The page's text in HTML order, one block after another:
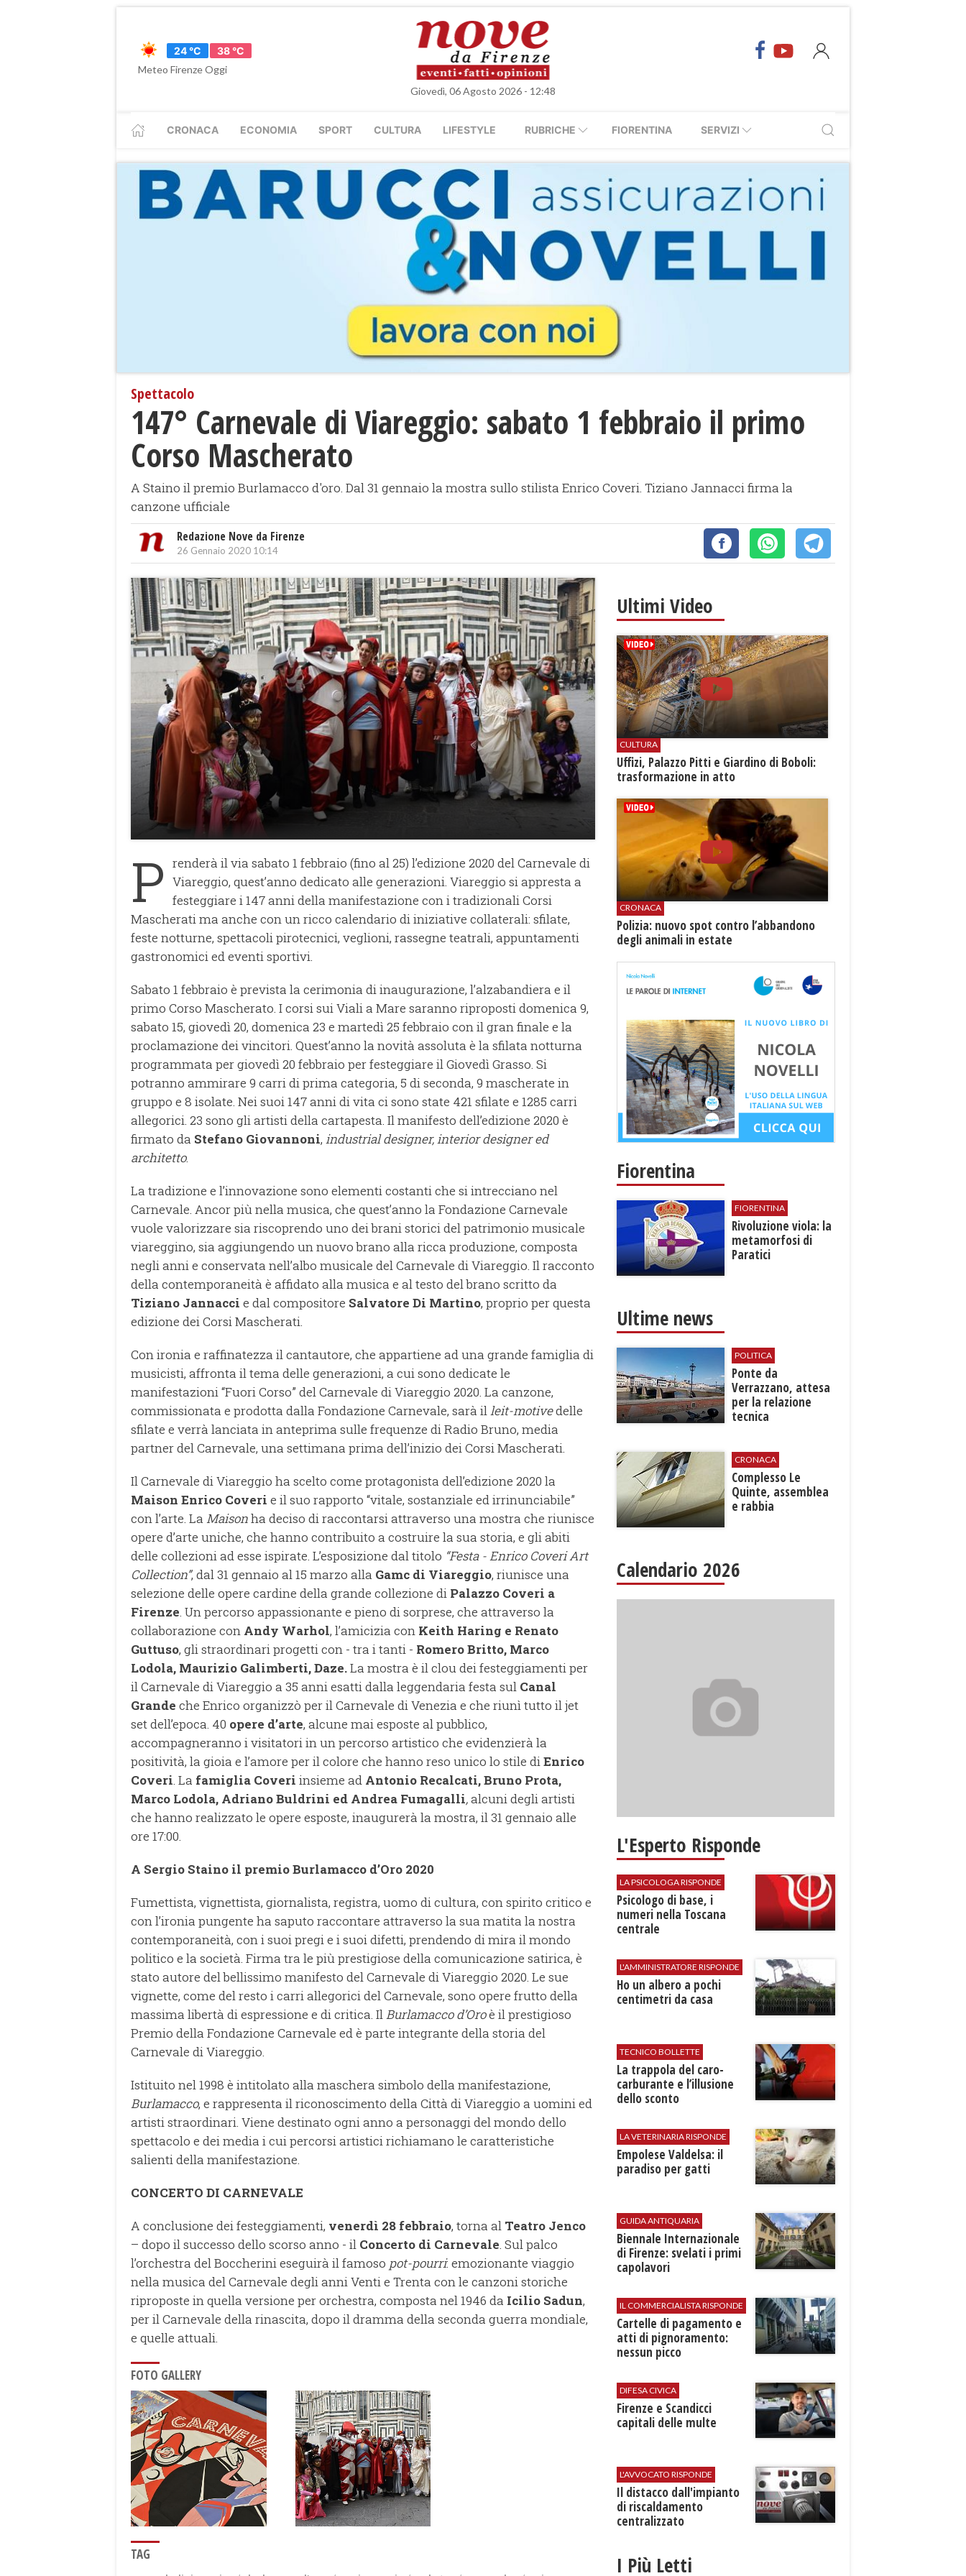
24 °C
38 °C
Meteo Firenze Oggi
Giovedì, 06 Agosto 2026 - 12:48
CRONACA ECONOMIA SPORT CULTURA LIFESTYLE RUBRICHE FIORENTINA SERVIZI
Spettacolo
147° Carnevale di Viareggio: sabato 1 febbraio il primo
Corso Mascherato
A Staino il premio Burlamacco d'oro. Dal 31 gennaio la mostra sullo stilista Enrico Coveri. Tiziano Jannacci firma la
canzone ufficiale
Redazione Nove da Firenze
26 Gennaio 2020 10:14
P renderà il via sabato 1 febbraio (fino al 25) l’edizione 2020 del Carnevale di
Viareggio, quest’anno dedicato alle generazioni. Viareggio si appresta a
festeggiare i 147 anni della manifestazione con i tradizionali Corsi
Mascherati ma anche con un ricco calendario di iniziative collaterali: sfilate,
feste notturne, spettacoli pirotecnici, veglioni, rassegne teatrali, appuntamenti
gastronomici ed eventi sportivi.
Sabato 1 febbraio è prevista la cerimonia di inaugurazione, l’alzabandiera e il
primo Corso Mascherato. I corsi sui Viali a Mare saranno riproposti domenica 9,
sabato 15, giovedì 20, domenica 23 e martedì 25 febbraio con il gran finale e la
proclamazione dei vincitori. Quest’anno la novità assoluta è la sfilata notturna
programmata per giovedì 20 febbraio per festeggiare il Giovedì Grasso. Si
potranno ammirare 9 carri di prima categoria, 5 di seconda, 9 mascherate in
gruppo e 8 isolate. Nei suoi 147 anni di vita ci sono state 421 sfilate e 1285 carri
allegorici. 23 sono gli artisti della cartapesta. Il manifesto dell’edizione 2020 è
firmato da Stefano Giovannoni, industrial designer, interior designer ed
architetto.
La tradizione e l’innovazione sono elementi costanti che si intrecciano nel
Carnevale. Ancor più nella musica, che quest’anno la Fondazione Carnevale
vuole valorizzare sia riscoprendo uno dei brani storici del patrimonio musicale
viareggino, sia aggiungendo un nuovo brano alla ricca produzione, composta
negli anni e conservata nell’albo musicale del Carnevale di Viareggio. Il racconto
della contemporaneità è affidato alla musica e al testo del brano scritto da
Tiziano Jannacci e dal compositore Salvatore Di Martino, proprio per questa
edizione dei Corsi Mascherati.
Con ironia e raffinatezza il cantautore, che appartiene ad una grande famiglia di
musicisti, affronta il tema delle generazioni, a cui sono dedicate le
manifestazioni “Fuori Corso” del Carnevale di Viareggio 2020. La canzone,
commissionata e prodotta dalla Fondazione Carnevale, sarà illeit-motivedelle
sfilate e verrà lanciata in anteprima sulle frequenze di Radio Bruno, media
partner del Carnevale, una settimana prima dell’inizio dei Corsi Mascherati.
Il Carnevale di Viareggio ha scelto come protagonista dell’edizione 2020 la
Maison Enrico Coveri e il suo rapporto “vitale, sostanziale ed irrinunciabile”
con l’arte. La Maisonha deciso di raccontarsi attraverso una mostra che riunisce
opere d’arte uniche, che hanno contribuito a costruire la sua storia, e gli abiti
delle collezioni ad esse ispirate. L’esposizione dal titolo “Festa - Enrico Coveri Art
Collection”, dal 31 gennaio al 15 marzo alla Gamc di Viareggio, riunisce una
selezione delle opere cardine della grande collezione di Palazzo Coveri a
Firenze. Un percorso appassionante e pieno di sorprese, che attraverso la
collaborazione con Andy Warhol, l’amicizia con Keith Haring e Renato
Guttuso, gli straordinari progetti con - tra i tanti - Romero Britto, Marco
Lodola, Maurizio Galimberti, Daze.La mostra è il clou dei festeggiamenti per
il Carnevale di Viareggio a 35 anni esatti dalla leggendaria festa sul Canal
Grande che Enrico organizzò per il Carnevale di Venezia e che riunì tutto il jet
set dell’epoca. 40 opere d’arte, alcune mai esposte al pubblico,
accompagneranno i visitatori in un percorso artistico che evidenzierà la
positività, la gioia e l’amore per il colore che hanno reso unico lo stile diEnrico
Coveri. La famiglia Coveri insieme ad Antonio Recalcati, Bruno Prota,
Marco Lodola, Adriano Buldrini ed Andrea Fumagalli,alcuni degli artisti
che hanno realizzato le opere esposte, inaugurerà la mostra, il 31 gennaio alle
ore 17:00.
A Sergio Staino il premio Burlamacco d’Oro 2020
Fumettista, vignettista, giornalista, registra, uomo di cultura, con spirito critico e
con l’ironia pungente ha saputo raccontare attraverso la sua matita la nostra
contemporaneità, con i suoi pregi e i suoi difetti, prendendo di mira il mondo
politico e la società. Firma tra le più prestigiose della comunicazione satirica, è
stato autore del bellissimo manifesto del Carnevale di Viareggio 2020. Le sue
vignette, come del resto i carri allegorici del Carnevale, sono opere frutto della
massima libertà di espressione e di critica. IlBurlamacco d’Oroè il prestigioso
Premio della Fondazione Carnevale ed è parte integrante della storia del
Carnevale di Viareggio.
Istituito nel 1998 è intitolato alla maschera simbolo della manifestazione,
Burlamacco, e rappresenta il riconoscimento della Città di Viareggio a uomini ed
artisti straordinari. Viene destinato ogni anno a personaggi del mondo dello
spettacolo e dei media i cui percorsi artistici richiamano le caratteristiche
salienti della manifestazione.
CONCERTO DI CARNEVALE
A conclusione dei festeggiamenti, venerdì 28 febbraio, torna al Teatro Jenco
– dopo il successo dello scorso anno - il Concerto di Carnevale. Sul palco
l’orchestra del Boccherini eseguirà il famoso pot-pourri: emozionante viaggio
nella musica del Carnevale degli anni Venti e Trenta con le canzoni storiche
riproposte in quella versione per orchestra, composta nel 1946 da Icilio Sadun,
per il Carnevale della rinascita, dopo il dramma della seconda guerra mondiale,
e quelle attuali.
FOTO GALLERY
TAG
Ultimi Video
CULTURA
Uffizi, Palazzo Pitti e Giardino di Boboli:
trasformazione in atto
CRONACA
Polizia: nuovo spot contro l’abbandono
degli animali in estate
Fiorentina
FIORENTINA
​Rivoluzione viola: la
metamorfosi di
Paratici
Ultime news
POLITICA
Ponte da
Verrazzano, attesa
per la relazione
tecnica
CRONACA
Complesso Le
Quinte, assemblea
e rabbia
Calendario 2026
L'Esperto Risponde
LA PSICOLOGA RISPONDE
Psicologo di base, i
numeri nella Toscana
centrale
L'AMMINISTRATORE RISPONDE
Ho un albero a pochi
centimetri da casa
TECNICO BOLLETTE
​La trappola del caro-
carburante e l’illusione
dello sconto
LA VETERINARIA RISPONDE
Empolese Valdelsa: il
paradiso per gatti
GUIDA ANTIQUARIA
Biennale Internazionale
di Firenze: svelati i primi
capolavori
IL COMMERCIALISTA RISPONDE
Cartelle di pagamento e
atti di pignoramento:
nessun picco
DIFESA CIVICA
Firenze e Scandicci
capitali delle multe
L'AVVOCATO RISPONDE
Il distacco dall'impianto
di riscaldamento
centralizzato
I Più Letti